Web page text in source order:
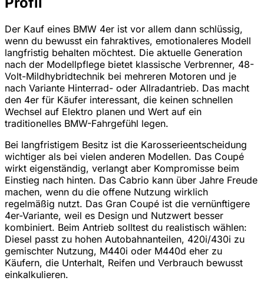
Der Kauf eines BMW 4er ist vor allem dann schlüssig,
wenn du bewusst ein fahraktives, emotionaleres Modell
langfristig behalten möchtest. Die aktuelle Generation
nach der Modellpflege bietet klassische Verbrenner, 48-
Volt-Mildhybridtechnik bei mehreren Motoren und je
nach Variante Hinterrad- oder Allradantrieb. Das macht
den 4er für Käufer interessant, die keinen schnellen
Wechsel auf Elektro planen und Wert auf ein
traditionelles BMW-Fahrgefühl legen.
Bei langfristigem Besitz ist die Karosserieentscheidung
wichtiger als bei vielen anderen Modellen. Das Coupé
wirkt eigenständig, verlangt aber Kompromisse beim
Einstieg nach hinten. Das Cabrio kann über Jahre Freude
machen, wenn du die offene Nutzung wirklich
regelmäßig nutzt. Das Gran Coupé ist die vernünftigere
4er-Variante, weil es Design und Nutzwert besser
kombiniert. Beim Antrieb solltest du realistisch wählen:
Diesel passt zu hohen Autobahnanteilen, 420i/430i zu
gemischter Nutzung, M440i oder M440d eher zu
Käufern, die Unterhalt, Reifen und Verbrauch bewusst
einkalkulieren.